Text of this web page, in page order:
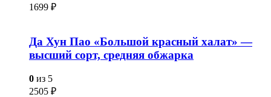
1699 ₽
Да Хун Пао «Большой красный халат» —
высший сорт, средняя обжарка
0 из 5
2505 ₽